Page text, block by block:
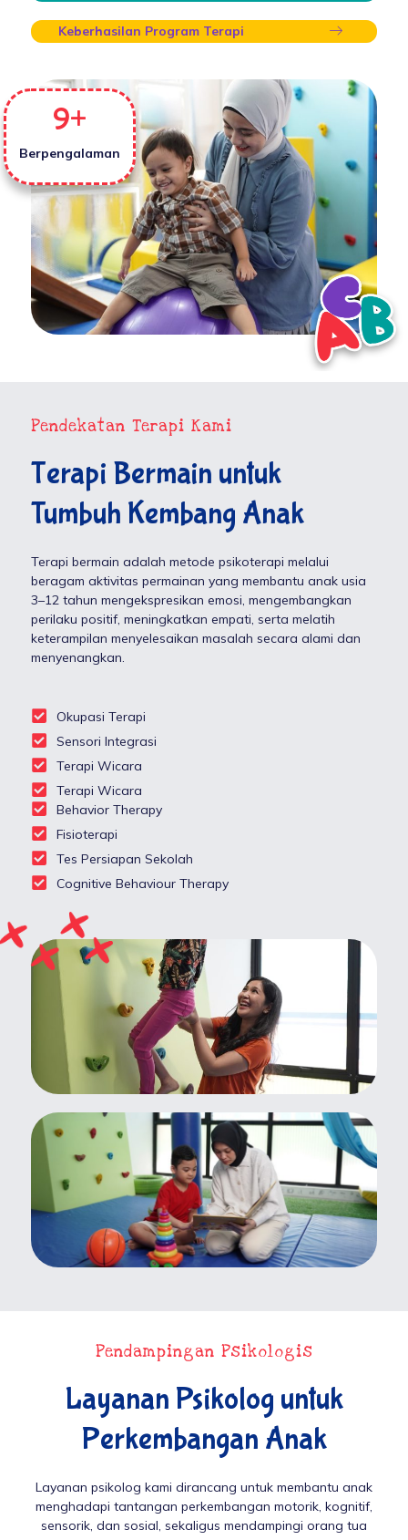
Keberhasilan Program Terapi
Berpengalaman
9+
Pendekatan Terapi Kami
Terapi Bermain untuk
Tumbuh Kembang Anak
Terapi bermain adalah metode psikoterapi melalui
beragam aktivitas permainan yang membantu anak usia
3–12 tahun mengekspresikan emosi, mengembangkan
perilaku positif, meningkatkan empati, serta melatih
keterampilan menyelesaikan masalah secara alami dan
menyenangkan.
Okupasi Terapi
Sensori Integrasi
Terapi Wicara
Terapi Wicara
Behavior Therapy
Fisioterapi
Tes Persiapan Sekolah
Cognitive Behaviour Therapy
Pendampingan Psikologis
Layanan Psikolog untuk
Perkembangan Anak
Layanan psikolog kami dirancang untuk membantu anak
menghadapi tantangan perkembangan motorik, kognitif,
sensorik, dan sosial, sekaligus mendampingi orang tua